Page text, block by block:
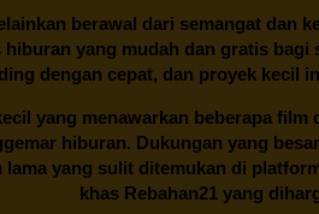
berawal dari semangat dan
yang mudah dan gratis
dengan cepat, dan proyek kecil
yang menawarkan beberapa
hiburan. Dukungan yang
yang sulit ditemukan di
khas Rebahan21yang